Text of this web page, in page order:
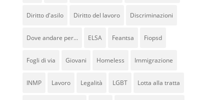
Diritto d'asilo Diritto del lavoro Discriminazioni
Dove andare per... ELSA Feantsa Fiopsd
Fogli di via Giovani Homeless Immigrazione
INMP Lavoro Legalità LGBT Lotta alla tratta